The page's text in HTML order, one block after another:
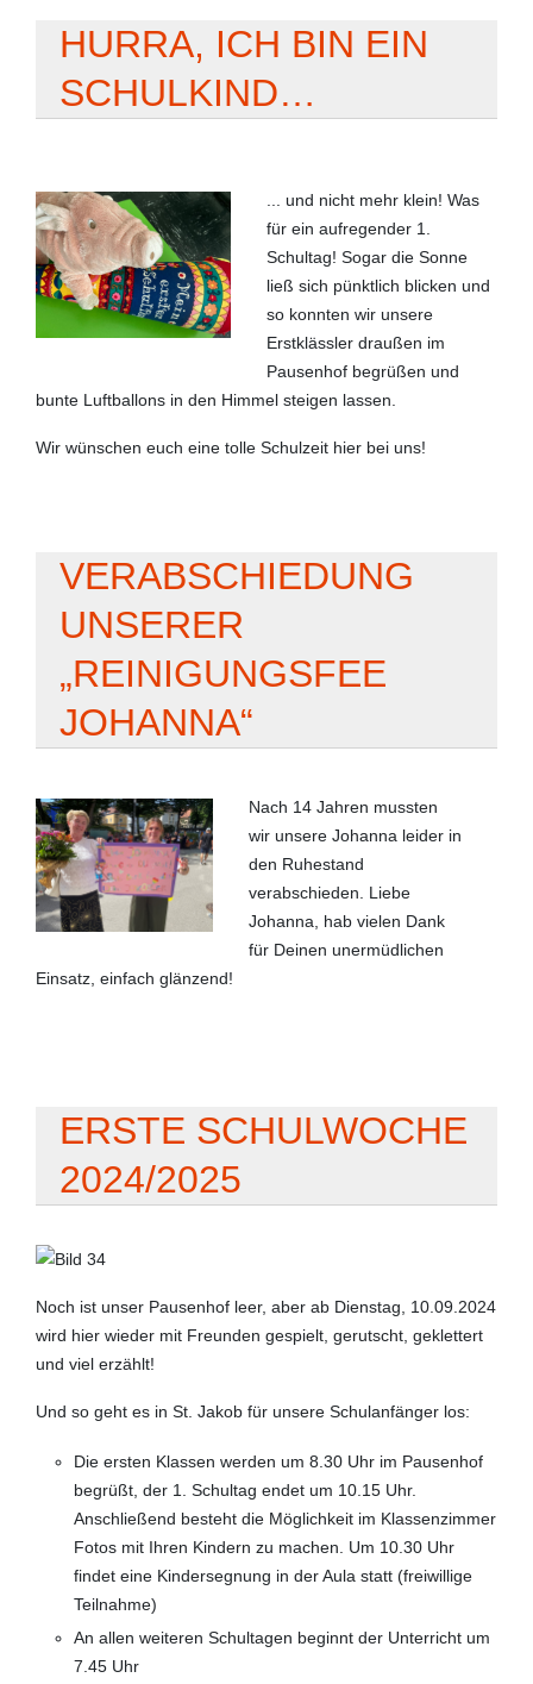
HURRA, ICH BIN EIN
SCHULKIND…
... und nicht mehr klein! Was
für ein aufregender 1.
Schultag! Sogar die Sonne
ließ sich pünktlich blicken und
so konnten wir unsere
Erstklässler draußen im
Pausenhof begrüßen und
bunte Luftballons in den Himmel steigen lassen.
Wir wünschen euch eine tolle Schulzeit hier bei uns!
VERABSCHIEDUNG
UNSERER
„REINIGUNGSFEE
JOHANNA“
Nach 14 Jahren mussten
wir unsere Johanna leider in
den Ruhestand
verabschieden. Liebe
Johanna, hab vielen Dank
für Deinen unermüdlichen
Einsatz, einfach glänzend!
ERSTE SCHULWOCHE
2024/2025
Noch ist unser Pausenhof leer, aber ab Dienstag, 10.09.2024
wird hier wieder mit Freunden gespielt, gerutscht, geklettert
und viel erzählt!
Und so geht es in St. Jakob für unsere Schulanfänger los:
Die ersten Klassen werden um 8.30 Uhr im Pausenhof
begrüßt, der 1. Schultag endet um 10.15 Uhr.
Anschließend besteht die Möglichkeit im Klassenzimmer
Fotos mit Ihren Kindern zu machen. Um 10.30 Uhr
findet eine Kindersegnung in der Aula statt (freiwillige
Teilnahme)
An allen weiteren Schultagen beginnt der Unterricht um
7.45 Uhr